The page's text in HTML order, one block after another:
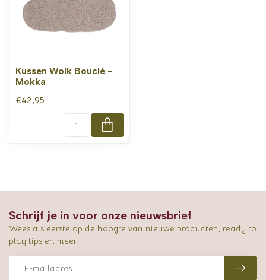
Kussen Wolk Bouclé -
Mokka
€42,95
Schrijf je in voor onze nieuwsbrief
Wees als eerste op de hoogte van nieuwe producten, ready to
play tips en meer!